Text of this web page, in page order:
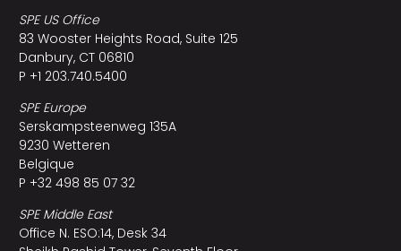
SPE US Office
83 Wooster Heights Road, Suite 125
Danbury, CT 06810
P +1 203.740.5400
SPE Europe
Serskampsteenweg 135A
9230 Wetteren
Belgique
P +32 498 85 07 32
SPE Middle East
Office N. ESO:14, Desk 34